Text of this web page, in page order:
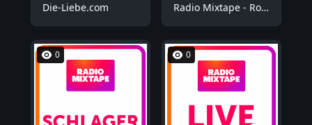
Die-Liebe.com Radio Mixtape - Rock Mix
0 0